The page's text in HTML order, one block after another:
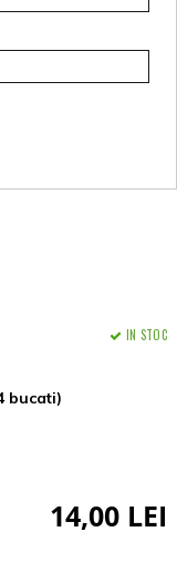
bucati)
IN STOC
14,00 LEI